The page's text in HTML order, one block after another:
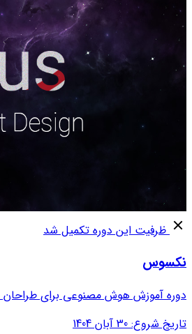
ظرفیت این دوره تکمیل شد
نکسوس
دوره آموزش هوش مصنوعی برای
تاریخ شروع: 30 آبان 1404